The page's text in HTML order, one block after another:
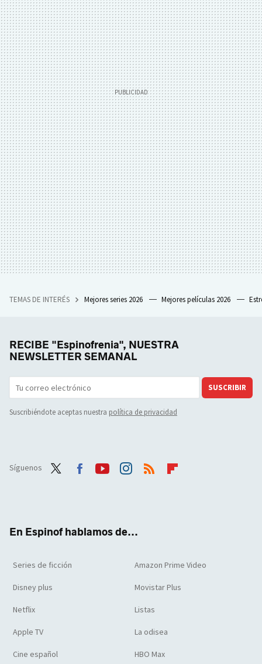
TEMAS DE INTERÉS Mejores series 2026 Mejores películas 2026
RECIBE "Espinofrenia", NUESTRA
NEWSLETTER SEMANAL
SUSCRIBIR
Suscribiéndote aceptas nuestra política de privacidad
Síguenos
En Espinof hablamos de...
Series de ficción Amazon Prime Video
Disney plus Movistar Plus
Netflix Listas
Apple TV La odisea
Cine español HBO Max